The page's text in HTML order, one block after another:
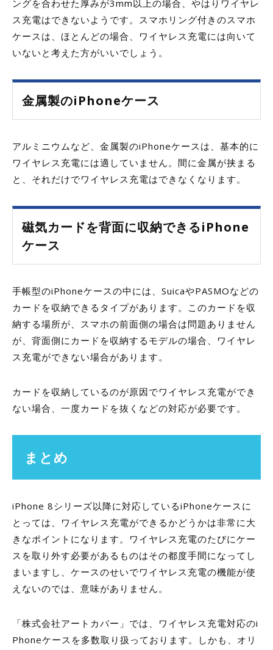
ングを合わせた厚みが3mm以上の場合、やはりワイヤレ
ス充電はできないようです。スマホリング付きのスマホ
ケースは、ほとんどの場合、ワイヤレス充電には向いて
いないと考えた方がいいでしょう。
金属製のiPhoneケース
アルミニウムなど、金属製のiPhoneケースは、基本的に
ワイヤレス充電には適していません。間に金属が挟まる
と、それだけでワイヤレス充電はできなくなります。
磁気カードを背面に収納できるiPhone
ケース
手帳型のiPhoneケースの中には、SuicaやPASMOなどの
カードを収納できるタイプがあります。このカードを収
納する場所が、スマホの前面側の場合は問題ありません
が、背面側にカードを収納するモデルの場合、ワイヤレ
ス充電ができない場合があります。
カードを収納しているのが原因でワイヤレス充電ができ
ない場合、一度カードを抜くなどの対応が必要です。
まとめ
iPhone 8シリーズ以降に対応しているiPhoneケースに
とっては、ワイヤレス充電ができるかどうかは非常に大
きなポイントになります。ワイヤレス充電のたびにケー
スを取り外す必要があるものはその都度手間になってし
まいますし、ケースのせいでワイヤレス充電の機能が使
えないのでは、意味がありません。
「株式会社アートカバー」では、ワイヤレス充電対応のi
Phoneケースを多数取り扱っております。しかも、オリ